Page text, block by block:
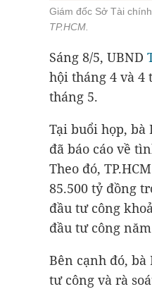
Giám đốc Sở Tài
TP.HCM.
Sáng 8/5, UBND
hội tháng 4 và
tháng 5.
Tại buổi họp, bà
đã báo cáo về
Theo đó,
85.500 tỷ đồng
đầu tư công
đầu tư công
Bên cạnh đó, bà
tư công và rà